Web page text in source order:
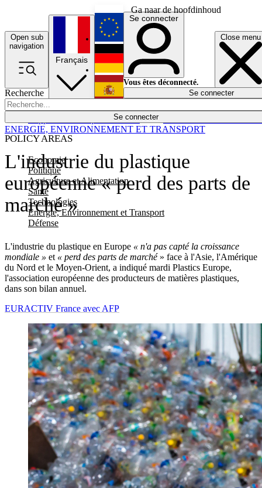
Ga naar de hoofdinhoud
Open sub
navigation
Close menu
Recherche
Se connecter
POLICY AREAS
Economie
Politique
Agriculture et Alimentation
Santé
Technologies
Energie, Environnement et Transport
Défense
Économie
Français
English
Deutsch
Español
Se connecter
Vous êtes déconnecté.
Se connecter
L'industrie du plastique
européenne « perd des parts de
marché »
L'industrie du plastique en Europe « n'a pas capté la croissance
mondiale » et « perd des parts de marché» face à l'Asie, l'Amérique
du Nord et le Moyen-Orient, a indiqué mardi Plastics Europe,
l'association européenne des producteurs de matières plastiques,
dans son bilan annuel.
ENERGIE, ENVIRONNEMENT ET TRANSPORT
EURACTIV France avec AFP